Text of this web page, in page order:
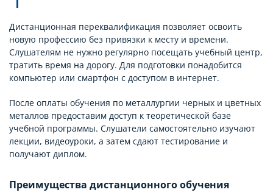
Дистанционная переквалификация позволяет освоить
новую профессию без привязки к месту и времени.
Слушателям не нужно регулярно посещать учебный центр,
тратить время на дорогу. Для подготовки понадобится
компьютер или смартфон с доступом в интернет.
После оплаты обучения по металлургии черных и цветных
металлов предоставим доступ к теоретической базе
учебной программы. Слушатели самостоятельно изучают
лекции, видеоуроки, а затем сдают тестирование и
получают диплом.
Преимущества дистанционного обучения